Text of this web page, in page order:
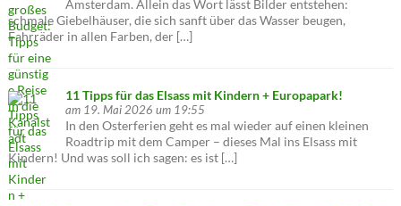
Amsterdam. Allein das Wort lässt Bilder entstehen:
schmale Giebelhäuser, die sich sanft über das Wasser beugen,
Fahrräder in allen Farben, der […]
11 Tipps für das Elsass mit Kindern + Europapark!
am 19. Mai 2026 um 19:55
In den Osterferien geht es mal wieder auf einen kleinen
Roadtrip mit dem Camper – dieses Mal ins Elsass mit
Kindern! Und was soll ich sagen: es ist […]